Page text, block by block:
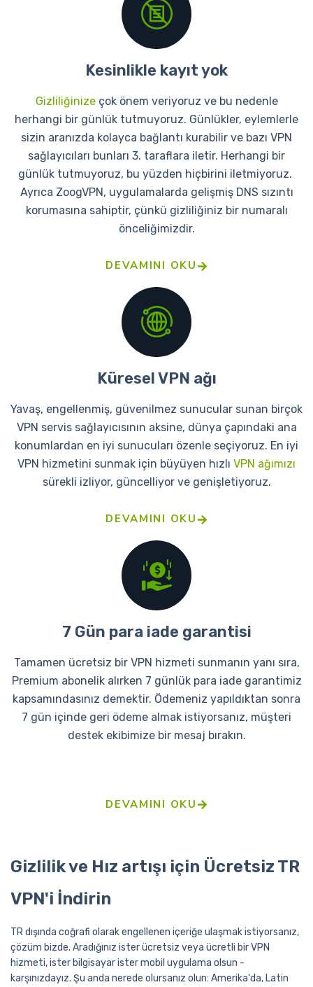
Kesinlikle kayıt yok
Gizliliğinizeçok önem veriyoruz ve bu nedenle
herhangi bir günlük tutmuyoruz. Günlükler, eylemlerle
sizin aranızda kolayca bağlantı kurabilir ve bazı VPN
sağlayıcıları bunları 3. taraflara iletir. Herhangi bir
günlük tutmuyoruz, bu yüzden hiçbirini iletmiyoruz.
Ayrıca ZoogVPN, uygulamalarda gelişmiş DNS sızıntı
korumasına sahiptir, çünkü gizliliğiniz bir numaralı
önceliğimizdir.
DEVAMINI OKU
Küresel VPN ağı
Yavaş, engellenmiş, güvenilmez sunucular sunan birçok
VPN servis sağlayıcısının aksine, dünya çapındaki ana
konumlardan en iyi sunucuları özenle seçiyoruz. En iyi
VPN hizmetini sunmak için büyüyen hızlı VPN ağımızı
sürekli izliyor, güncelliyor ve genişletiyoruz.
DEVAMINI OKU
7 Gün para iade garantisi
Tamamen ücretsiz bir VPN hizmeti sunmanın yanı sıra,
Premium abonelik alırken 7 günlük para iade garantimiz
kapsamındasınız demektir. Ödemeniz yapıldıktan sonra
7 gün içinde geri ödeme almak istiyorsanız, müşteri
destek ekibimize bir mesaj bırakın.
DEVAMINI OKU
Gizlilik ve Hız artışı için Ücretsiz TR
VPN'i İndirin
TR dışında coğrafi olarak engellenen içeriğe ulaşmak istiyorsanız,
çözüm bizde. Aradığınız ister ücretsiz veya ücretli bir VPN
hizmeti, ister bilgisayar ister mobil uygulama olsun -
karşınızdayız. Şu anda nerede olursanız olun: Amerika'da, Latin